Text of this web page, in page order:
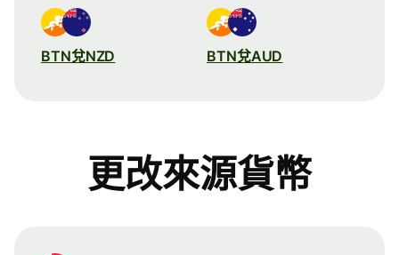
BTN兌NZD BTN兌AUD
更改來源貨幣